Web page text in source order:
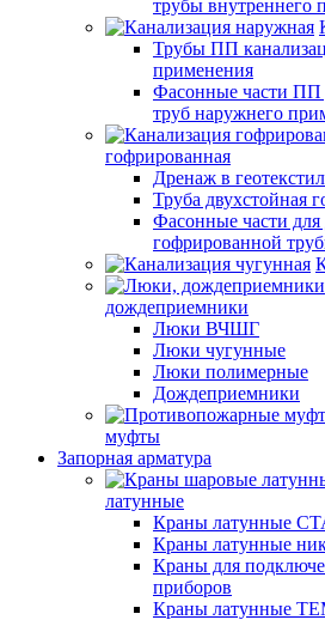
трубы внутреннего
Трубы ПП
применения
Фасонные части ПП
труб наружнего
гофрированная
Дренаж в
Труба двухстойная
Фасонные части для
гофрированной
дождеприемники
Люки ВЧШГ
Люки чугунные
Люки полимерные
Дождеприемники
муфты
Запорная арматура
латунные
Краны латунные
Краны латунные
Краны для
приборов
Краны латунные